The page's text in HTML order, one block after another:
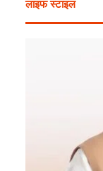
खरीदें
ये
लाइफ स्टाइल